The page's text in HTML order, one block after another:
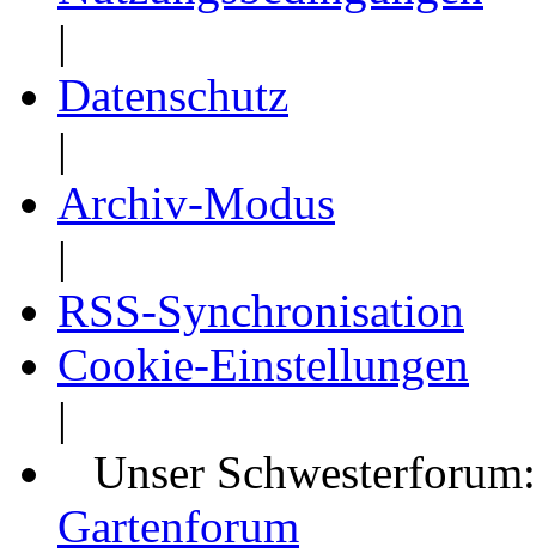
|
Datenschutz
|
Archiv-Modus
|
RSS-Synchronisation
Cookie-Einstellungen
|
Unser
Gartenforum